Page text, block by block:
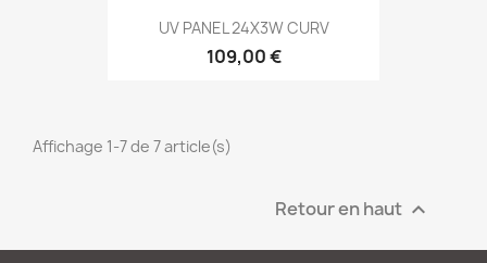
UV PANEL 24X3W CURV
109,00 €
Affichage 1-7 de 7 article(s)
Retour en haut 